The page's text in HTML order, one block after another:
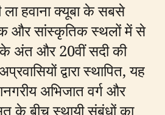
हवाना क्यूबा के सबसे
और सांस्कृतिक स्थलों में से
अंत और 20वीं सदी की
द्वारा स्थापित, यह
अभिजात वर्ग और
के बीच स्थायी संबंधों का